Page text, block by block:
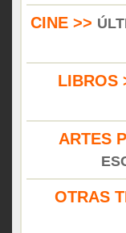
CINE >>
LIBROS
ARTES
OTRAS